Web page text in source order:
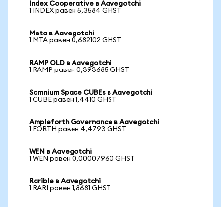
Index Cooperative в Aavegotchi
1 INDEX равен 5,3584 GHST
Meta в Aavegotchi
1 MTA равен 0,682102 GHST
RAMP OLD в Aavegotchi
1 RAMP равен 0,393685 GHST
Somnium Space CUBEs в Aavegotchi
1 CUBE равен 1,4410 GHST
Ampleforth Governance в Aavegotchi
1 FORTH равен 4,4793 GHST
WEN в Aavegotchi
1 WEN равен 0,00007960 GHST
Rarible в Aavegotchi
1 RARI равен 1,8681 GHST